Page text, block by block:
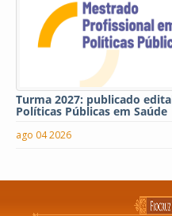
Turma 2027: publicado
Políticas Públicas em Saúde
ago 04 2026